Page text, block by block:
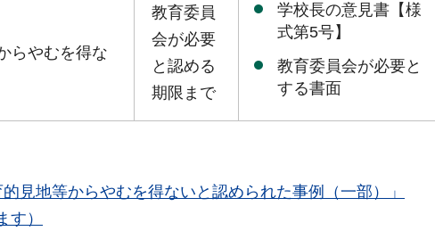
らやむを得な
教育委員
会が必要
と認める
期限まで
学校長の意見書【様
式第5号】
教育委員会が必要と
する書面
見地等からやむを得ないと認められた事例（一部）」
す）